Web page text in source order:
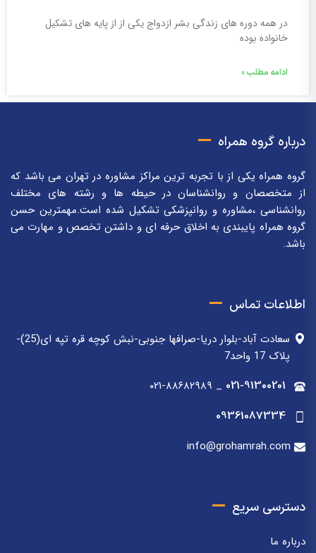
در همه دوره های زندگی بشر ازدواج یکی از از پایه های تشکیل
خانواده بوده
ادامه مطلب »
درباره گروه همراه
گروه همراه یکی از با تجربه ترین مراکز مشاوره در تهران می باشد که
از متخصصان و روانشناسان در حیطه ها و رشته های مختلف
روانشناسی ،مشاوره و روانپزشکی تشکیل شده است.مهمترین حسن
گروه همراه پایبندی به اخلاق حرفه ای و داشتن تخصص و مهارت می
باشد.
اطلاعات تماس
سعادت آباد-بلوار دریا-صرافها جنوبی-نبش کوچه قره تپه ای(25)-
پلاک 17 واحد7
021-91300201
_ ۰۲۱-۸۸۶۸۲۹۸۹
09361087334
info@grohamrah.com
دسترسی سریع
درباره ما